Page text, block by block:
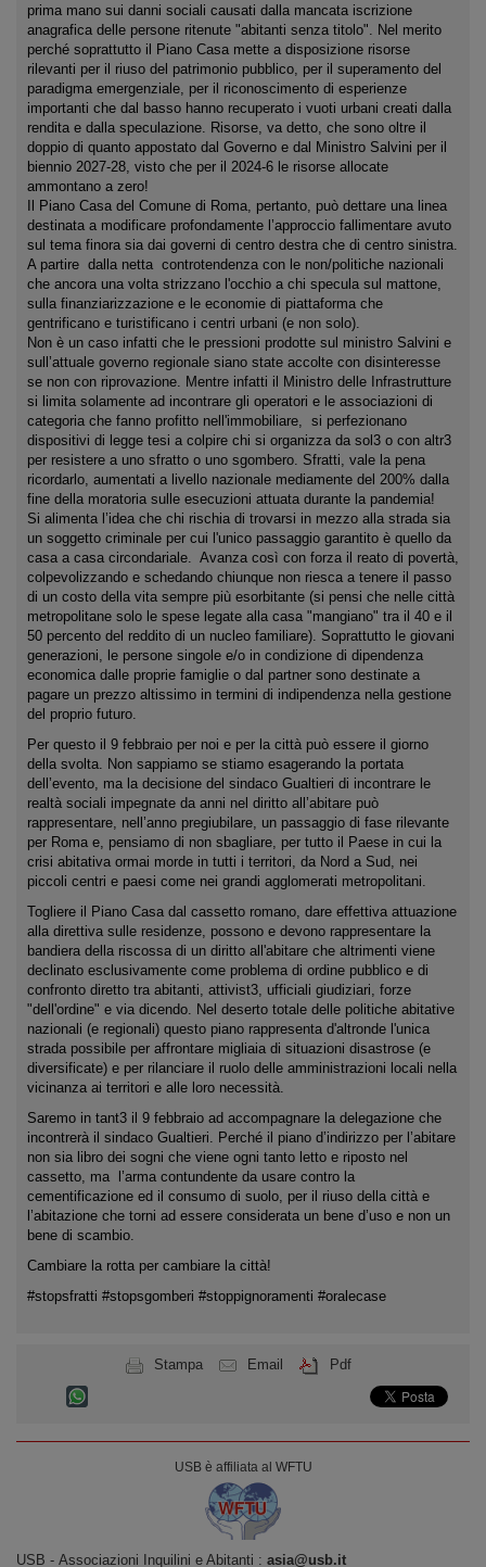
prima mano sui danni sociali causati dalla mancata iscrizione
anagrafica delle persone ritenute "abitanti senza titolo". Nel merito
perché soprattutto il Piano Casa mette a disposizione risorse
rilevanti per il riuso del patrimonio pubblico, per il superamento del
paradigma emergenziale, per il riconoscimento di esperienze
importanti che dal basso hanno recuperato i vuoti urbani creati dalla
rendita e dalla speculazione. Risorse, va detto, che sono oltre il
doppio di quanto appostato dal Governo e dal Ministro Salvini per il
biennio 2027-28, visto che per il 2024-6 le risorse allocate
ammontano a zero!
Il Piano Casa del Comune di Roma, pertanto, può dettare una linea
destinata a modificare profondamente l’approccio fallimentare avuto
sul tema finora sia dai governi di centro destra che di centro sinistra.
A partire dalla netta controtendenza con le non/politiche nazionali
che ancora una volta strizzano l'occhio a chi specula sul mattone,
sulla finanziarizzazione e le economie di piattaforma che
gentrificano e turistificano i centri urbani (e non solo).
Non è un caso infatti che le pressioni prodotte sul ministro Salvini e
sull’attuale governo regionale siano state accolte con disinteresse
se non con riprovazione. Mentre infatti il Ministro delle Infrastrutture
si limita solamente ad incontrare gli operatori e le associazioni di
categoria che fanno profitto nell'immobiliare, si perfezionano
dispositivi di legge tesi a colpire chi si organizza da sol3 o con altr3
per resistere a uno sfratto o uno sgombero. Sfratti, vale la pena
ricordarlo, aumentati a livello nazionale mediamente del 200% dalla
fine della moratoria sulle esecuzioni attuata durante la pandemia!
Si alimenta l’idea che chi rischia di trovarsi in mezzo alla strada sia
un soggetto criminale per cui l'unico passaggio garantito è quello da
casa a casa circondariale. Avanza così con forza il reato di povertà,
colpevolizzando e schedando chiunque non riesca a tenere il passo
di un costo della vita sempre più esorbitante (si pensi che nelle città
metropolitane solo le spese legate alla casa "mangiano" tra il 40 e il
50 percento del reddito di un nucleo familiare). Soprattutto le giovani
generazioni, le persone singole e/o in condizione di dipendenza
economica dalle proprie famiglie o dal partner sono destinate a
pagare un prezzo altissimo in termini di indipendenza nella gestione
del proprio futuro.
Per questo il 9 febbraio per noi e per la città può essere il giorno
della svolta. Non sappiamo se stiamo esagerando la portata
dell’evento, ma la decisione del sindaco Gualtieri di incontrare le
realtà sociali impegnate da anni nel diritto all’abitare può
rappresentare, nell’anno pregiubilare, un passaggio di fase rilevante
per Roma e, pensiamo di non sbagliare, per tutto il Paese in cui la
crisi abitativa ormai morde in tutti i territori, da Nord a Sud, nei
piccoli centri e paesi come nei grandi agglomerati metropolitani.
Togliere il Piano Casa dal cassetto romano, dare effettiva attuazione
alla direttiva sulle residenze, possono e devono rappresentare la
bandiera della riscossa di un diritto all'abitare che altrimenti viene
declinato esclusivamente come problema di ordine pubblico e di
confronto diretto tra abitanti, attivist3, ufficiali giudiziari, forze
"dell'ordine" e via dicendo. Nel deserto totale delle politiche abitative
nazionali (e regionali) questo piano rappresenta d'altronde l'unica
strada possibile per affrontare migliaia di situazioni disastrose (e
diversificate) e per rilanciare il ruolo delle amministrazioni locali nella
vicinanza ai territori e alle loro necessità.
Saremo in tant3 il 9 febbraio ad accompagnare la delegazione che
incontrerà il sindaco Gualtieri. Perché il piano d’indirizzo per l’abitare
non sia libro dei sogni che viene ogni tanto letto e riposto nel
cassetto, ma l’arma contundente da usare contro la
cementificazione ed il consumo di suolo, per il riuso della città e
l’abitazione che torni ad essere considerata un bene d’uso e non un
bene di scambio.
Cambiare la rotta per cambiare la città!
#stopsfratti #stopsgomberi #stoppignoramenti #oralecase
Stampa Email Pdf
USB è affiliata al WFTU
USB ‐ Associazioni Inquilini e Abitanti : asia@usb.it